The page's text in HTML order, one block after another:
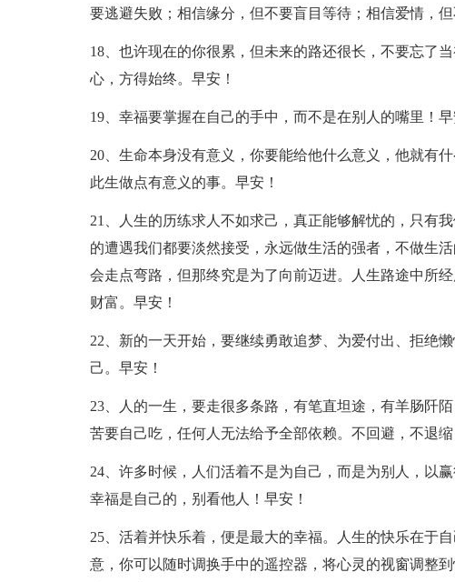
要逃避失败；相信缘分，但不要盲目等待；相信爱情，
18、也许现在的你很累，但未来的路还很长，不要忘了
心，方得始终。早安！
19、幸福要掌握在自己的手中，而不是在别人的嘴里！早
20、生命本身没有意义，你要能给他什么意义，他就有
此生做点有意义的事。早安！
21、人生的历练求人不如求己，真正能够解忧的，只有
的遭遇我们都要淡然接受，永远做生活的强者，不做生
会走点弯路，但那终究是为了向前迈进。人生路途中所
财富。早安！
22、新的一天开始，要继续勇敢追梦、为爱付出、拒绝
己。早安！
23、人的一生，要走很多条路，有笔直坦途，有羊肠阡
苦要自己吃，任何人无法给予全部依赖。不回避，不退
24、许多时候，人们活着不是为自己，而是为别人，以
幸福是自己的，别看他人！早安！
25、活着并快乐着，便是最大的幸福。人生的快乐在于
意，你可以随时调换手中的遥控器，将心灵的视窗调整